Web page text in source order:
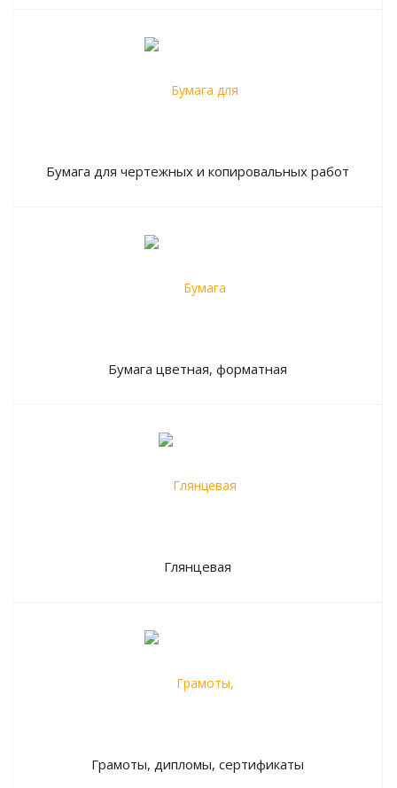
Бумага для чертежных и копировальных работ
Бумага цветная, форматная
Глянцевая
Грамоты, дипломы, сертификаты